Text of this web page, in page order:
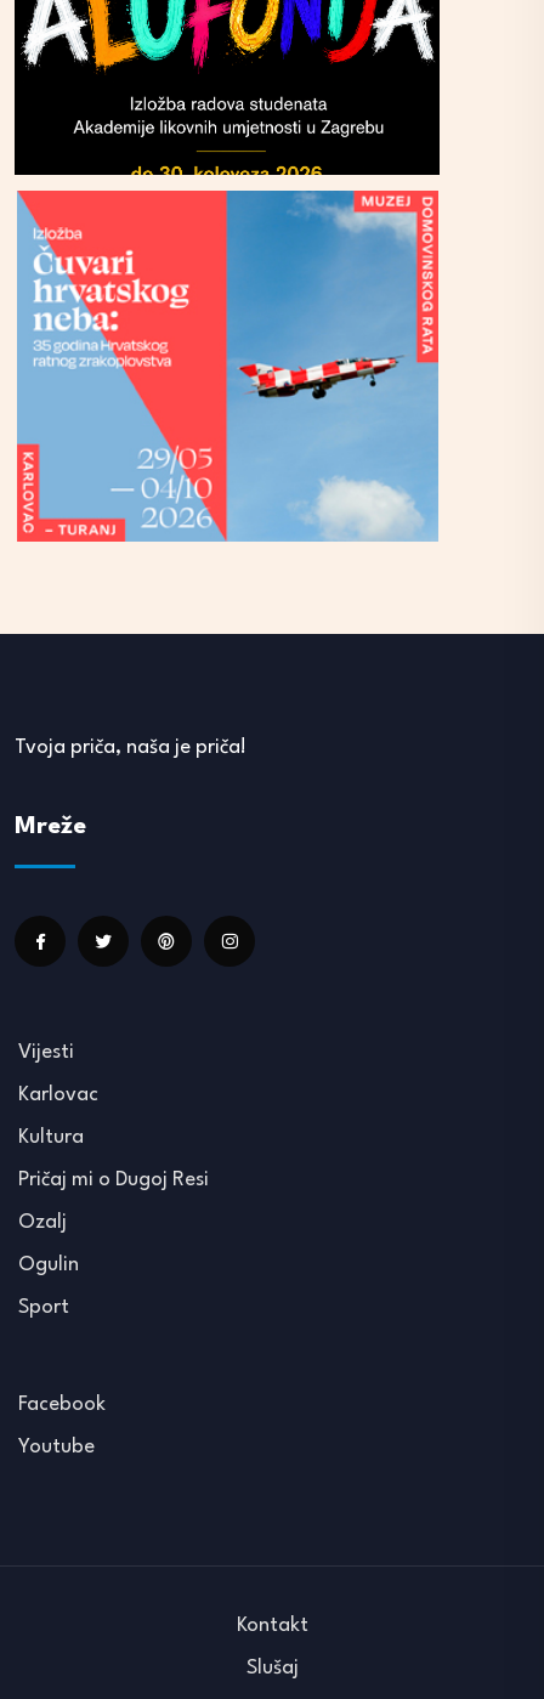
Tvoja priča, naša je priča!
Mreže
Vijesti
Karlovac
Kultura
Pričaj mi o Dugoj Resi
Ozalj
Ogulin
Sport
Facebook
Youtube
Kontakt
Slušaj